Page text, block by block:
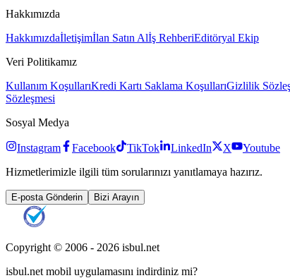
Hakkımızda
Hakkımızdaİletişimİlan Satın Alİş RehberiEditöryal Ekip
Veri Politikamız
Kullanım KoşullarıKredi Kartı Saklama KoşullarıGizlilik
Sözleşmesi
Sosyal Medya
Instagram Facebook TikTok LinkedIn X
Youtube
Hizmetlerimizle ilgili tüm sorularınızı yanıtlamaya hazırız.
E-posta Gönderin Bizi Arayın
Copyright © 2006 - 2026 isbul.net
isbul.net mobil uygulamasını indirdiniz mi?